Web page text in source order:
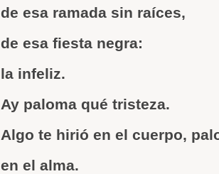
de esa ramada sin raíces,
de esa fiesta negra:
la infeliz.
Ay paloma qué tristeza.
Algo te hirió en el cuerpo,
en el alma.